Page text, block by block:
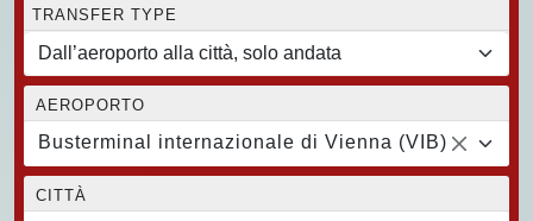
TRANSFER TYPE
AEROPORTO
Busterminal internazionale di Vienna (VIB)
CITTÀ